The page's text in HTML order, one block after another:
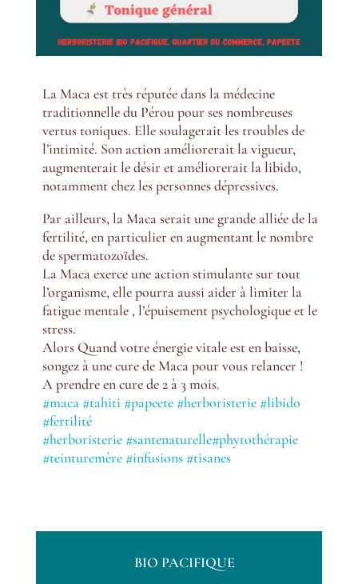
La Maca est très réputée dans la médecine
traditionnelle du Pérou pour ses nombreuses
vertus toniques. Elle soulagerait les troubles de
l’intimité. Son action améliorerait la vigueur,
augmenterait le désir et améliorerait la libido,
notamment chez les personnes dépressives.
Par ailleurs, la Maca serait une grande alliée de la
fertilité, en particulier en augmentant le nombre
de spermatozoïdes.
La Maca exerce une action stimulante sur tout
l’organisme, elle pourra aussi aider à limiter la
fatigue mentale , l’épuisement psychologique et le
stress.
Alors Quand votre énergie vitale est en baisse,
songez à une cure de Maca pour vous relancer !
A prendre en cure de 2 à 3 mois.
#maca #tahiti #papeete #herboristerie #libido
#fertilité
#herboristerie #santenaturelle#phytothérapie
#teinturemère #infusions #tisanes
BIO PACIFIQUE